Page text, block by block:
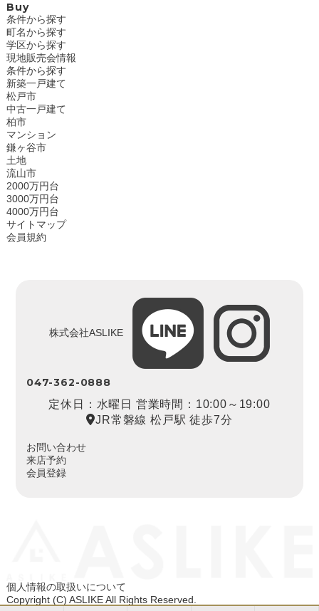
Buy
条件から探す
町名から探す
学区から探す
現地販売会情報
条件から探す
新築一戸建て
松戸市
中古一戸建て
柏市
マンション
鎌ヶ谷市
土地
流山市
2000万円台
3000万円台
4000万円台
サイトマップ
会員規約
株式会社ASLIKE
047-362-0888
定休日：水曜日 営業時間：10:00～19:00
JR常磐線 松戸駅 徒歩7分
お問い合わせ
来店予約
会員登録
個人情報の取扱いについて
Copyright (C) ASLIKE All Rights Reserved.